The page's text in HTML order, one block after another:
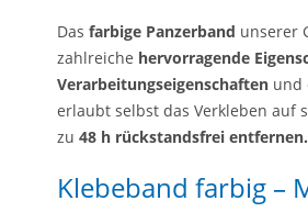
Das farbige Panzerband unserer
zahlreiche hervorragende
Verarbeitungseigenschaften und
erlaubt selbst das Verkleben auf
zu 48 h rückstandsfrei entfernen.
Klebeband farbig –